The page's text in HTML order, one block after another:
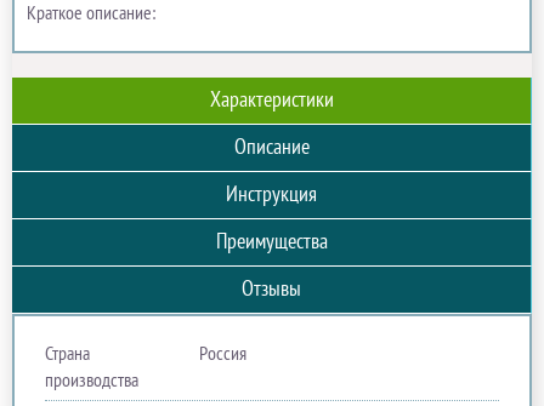
Краткое описание:
Характеристики
Описание
Инструкция
Преимущества
Отзывы
Страна
производства
Россия